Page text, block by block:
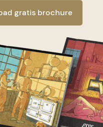
gratis brochure